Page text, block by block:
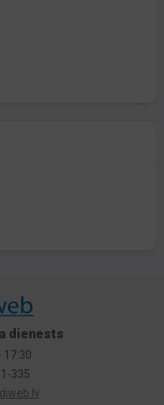
dienests
17:30
335